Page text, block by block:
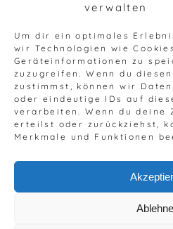
verwalten
Um dir ein optimales
wir Technologien wie
Geräteinformationen zu
zuzugreifen. Wenn du
zustimmst, können wir
oder eindeutige IDs auf
verarbeiten. Wenn du deine
erteilst oder zurückziehst,
Merkmale und Funktionen
© Copyright 2023 -
|Barrierefreiheit